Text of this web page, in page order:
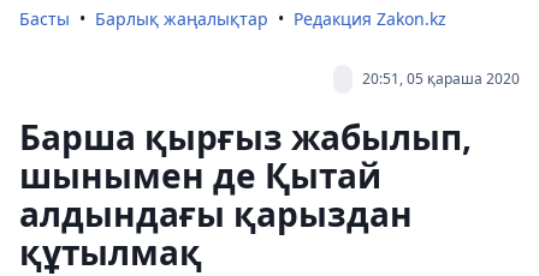
Басты Барлық жаңалықтар Редакция Zakon.kz
20:51, 05 қараша 2020
Барша қырғыз жабылып,
шынымен де Қытай
алдындағы қарыздан
құтылмақ